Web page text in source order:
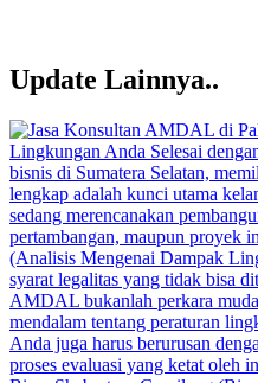
Update Lainnya..